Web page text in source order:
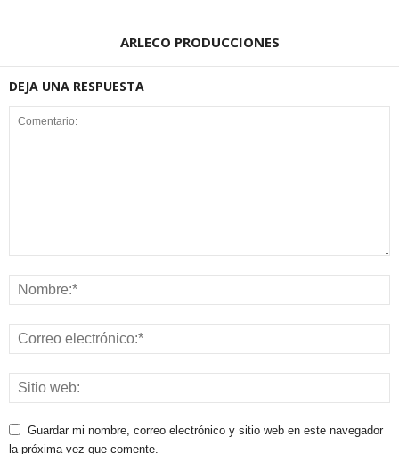
ARLECO PRODUCCIONES
DEJA UNA RESPUESTA
Guardar mi nombre, correo electrónico y sitio web en este navegador
la próxima vez que comente.